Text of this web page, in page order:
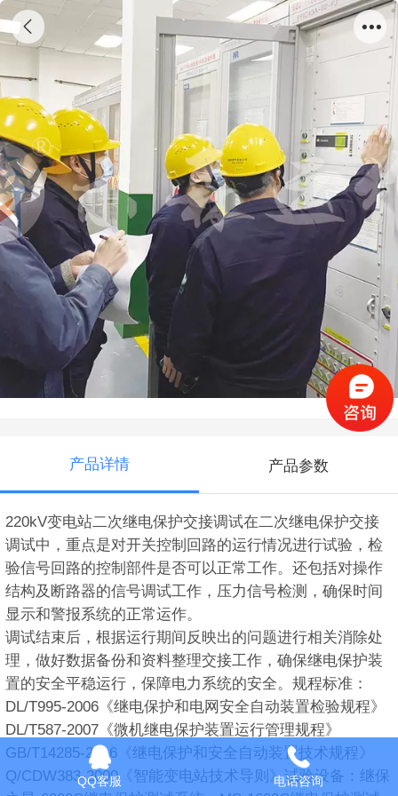
国家电网-浙江绍兴备自投调试
产品详情 产品参数
220kV变电站二次继电保护交接调试在二次继电保护交接
调试中，重点是对开关控制回路的运行情况进行试验，检
验信号回路的控制部件是否可以正常工作。还包括对操作
结构及断路器的信号调试工作，压力信号检测，确保时间
显示和警报系统的正常运作。
调试结束后，根据运行期间反映出的问题进行相关消除处
理，做好数据备份和资料整理交接工作，确保继电保护装
置的安全平稳运行，保障电力系统的安全。规程标准：
DL/T995-2006《继电保护和电网安全自动装置检验规程》
DL/T587-2007《微机继电保护装置运行管理规程》
GB/T14285-2016《继电保护和安全自动装置技术规程》
Q/CDW383-2009《智能变电站技术导则》试验设备：继保
QQ客服 电话咨询